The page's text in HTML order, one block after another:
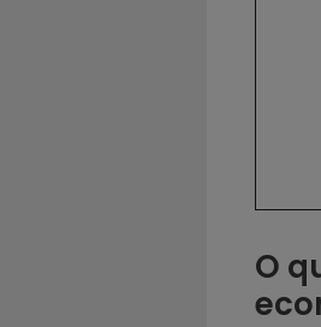
O